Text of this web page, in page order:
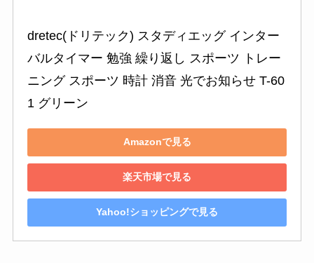
dretec(ドリテック) スタディエッグ インター
バルタイマー 勉強 繰り返し スポーツ トレー
ニング スポーツ 時計 消音 光でお知らせ T-60
1 グリーン
Amazonで見る
楽天市場で見る
Yahoo!ショッピングで見る